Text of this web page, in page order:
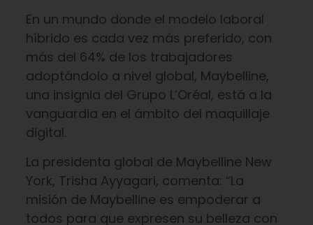
En un mundo donde el modelo laboral
híbrido es cada vez más preferido, con
más del 64% de los trabajadores
adoptándolo a nivel global, Maybelline,
una insignia del Grupo L’Oréal, está a la
vanguardia en el ámbito del maquillaje
digital.
La presidenta global de Maybelline New
York, Trisha Ayyagari, comenta: “La
misión de Maybelline es empoderar a
todos para que expresen su belleza con